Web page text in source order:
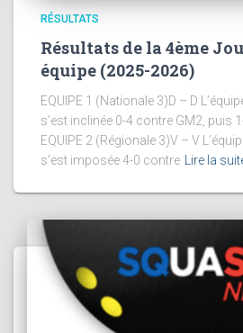
RÉSULTATS
Résultats de la 4ème
équipe (2025-2026)
EQUIPE 1 (Nationale 3)D – D
s’est inclinée 0-4 contre GM2, puis
EQUIPE 2 (Régionale 3)V – V
s’est imposée 4-0 contre
Lire la